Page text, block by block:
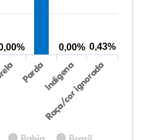
PardaIndígena
Raça/cor ignorada
0,00% 0,43%